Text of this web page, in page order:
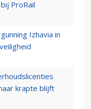
ProRail
Izhavia in
krapte blijft